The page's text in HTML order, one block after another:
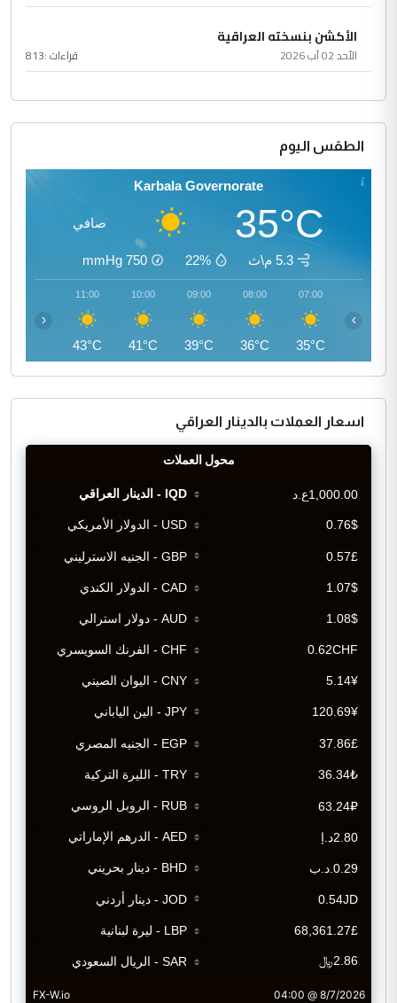
الأكشن بنسخته العراقية
الأحد 02 آب 2026 قراءات :813
الطقس اليوم
Karbala Governorate
35°C صافي
5.3 م\ث 22%
750
mmHg
07:00
35°C
08:00
36°C
09:00
39°C
10:00
41°C
11:00
43°C
‹ ›
اسعار العملات بالدينار العراقي